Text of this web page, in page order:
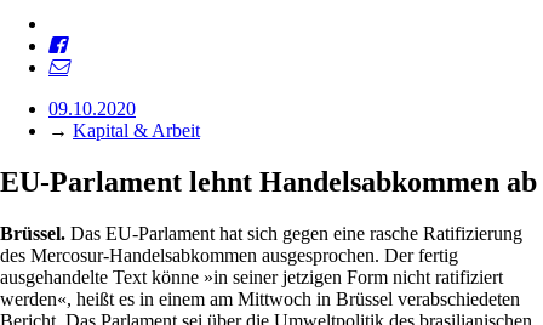
09.10.2020
→ Kapital & Arbeit
EU-Parlament lehnt Handelsabkommen ab
Brüssel. Das EU-Parlament hat sich gegen eine rasche Ratifizierung
des Mercosur-Handelsabkommen ausgesprochen. Der fertig
ausgehandelte Text könne »in seiner jetzigen Form nicht ratifiziert
werden«, heißt es in einem am Mittwoch in Brüssel verabschiedeten
Bericht. Das Parlament sei über die Umweltpolitik des brasilianischen